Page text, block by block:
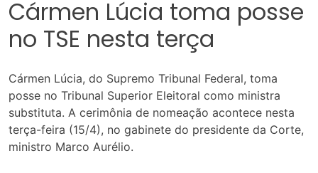
Cármen Lúcia toma posse
no TSE nesta terça
Cármen Lúcia, do Supremo Tribunal Federal, toma
posse no Tribunal Superior Eleitoral como ministra
substituta. A cerimônia de nomeação acontece nesta
terça-feira (15/4), no gabinete do presidente da Corte,
ministro Marco Aurélio.